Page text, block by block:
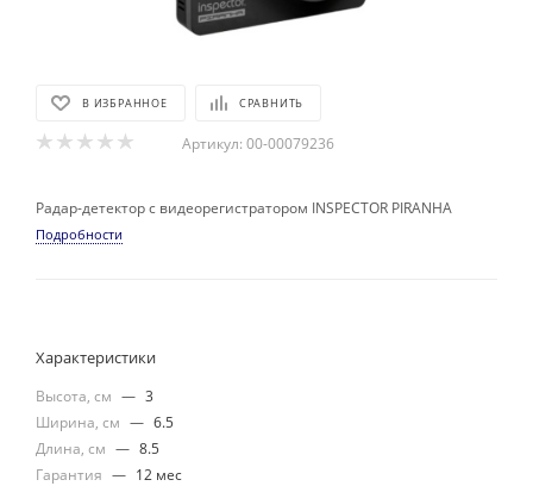
В ИЗБРАННОЕ СРАВНИТЬ
Артикул: 00-00079236
Радар-детектор с видеорегистратором INSPECTOR PIRANHA
Подробности
Характеристики
Высота, см — 3
Ширина, см — 6.5
Длина, см — 8.5
Гарантия — 12 мес